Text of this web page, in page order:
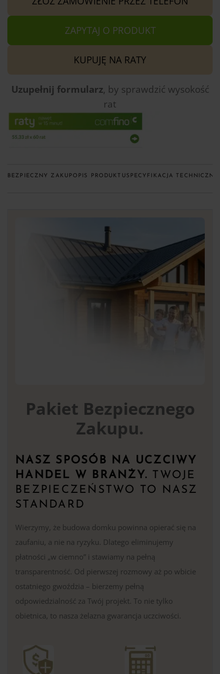
ZAPYTAJ O PRODUKT
KUPUJĘ NA RATY
Uzupełnij formularz, by sprawdzić wysokość
rat
BEZPIECZNY ZAKUP OPIS PRODUKTU SPECYFIKACJA TECHNICZNA
Pakiet Bezpiecznego
Zakupu.
NASZ SPOSÓB NA UCZCIWY
HANDEL W BRANŻY.
TWOJE
BEZPIECZEŃSTWO TO NASZ
STANDARD
Wierzymy, że budowa domku powinna opierać się na
zaufaniu, a nie na ryzyku. Dlatego eliminujemy
płatności „w ciemno” i stawiamy na pełną
transparentność. Od pierwszej rozmowy aż po wbicie
ostatniego gwoździa – bierzemy pełną
odpowiedzialność za Twój projekt. To nie tylko
obietnica, to nasza żelazna gwarancja uczciwości.